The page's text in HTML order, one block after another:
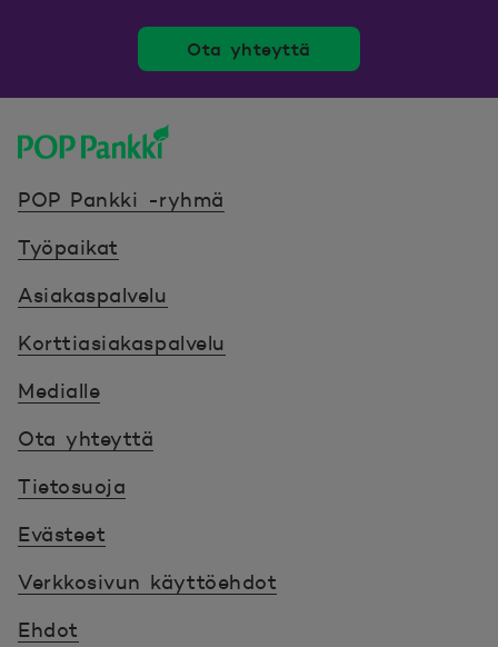
Ota yhteyttä
POP Pankki -ryhmä
Työpaikat
Asiakaspalvelu
Korttiasiakaspalvelu
Medialle
Ota yhteyttä
Tietosuoja
Evästeet
Verkkosivun käyttöehdot
Ehdot